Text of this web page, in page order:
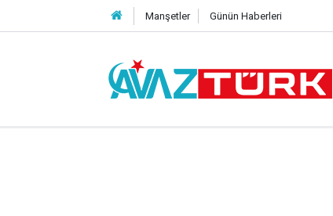
Manşetler Günün Haberleri